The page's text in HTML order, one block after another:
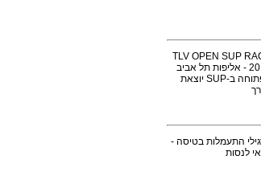
TLV OPEN SUP
2014 - אליפות תל אביב
הפתוחה ב-SUP יוצאת
התעמלות בטיסה -
לנסות